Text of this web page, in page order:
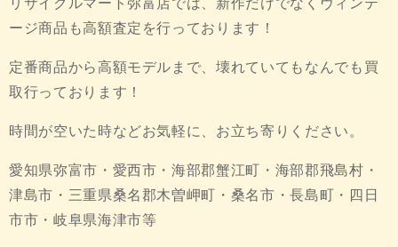
ージ商品も高額査定を行っております！
定番商品から高額モデルまで、壊れていてもなんでも買
取行っております！
時間が空いた時などお気軽に、お立ち寄りください。
愛知県弥富市・愛西市・海部郡蟹江町・海部郡飛島村・
津島市・三重県桑名郡木曽岬町・桑名市・長島町・四日
市市・岐阜県海津市等